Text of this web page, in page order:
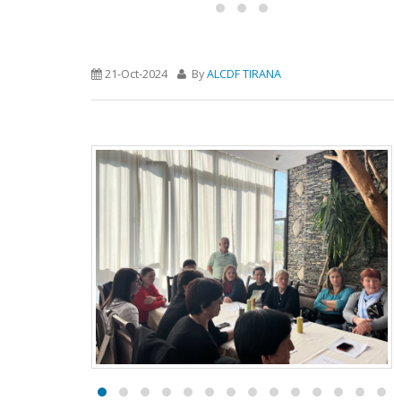
21-Oct-2024 ByALCDF TIRANA